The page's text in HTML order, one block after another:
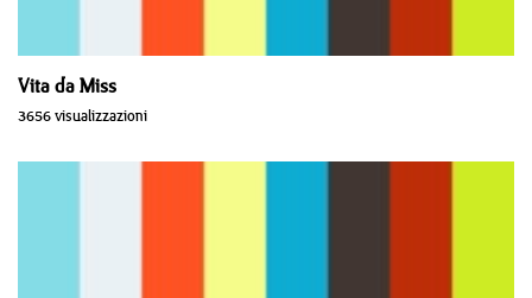
Vita da Miss
3656 visualizzazioni